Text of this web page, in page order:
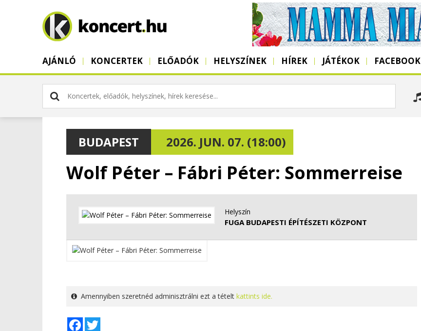
AJÁNLÓ KONCERTEK ELŐADÓK HELYSZÍNEK HÍREK JÁTÉKOK FACEBOOK
BUDAPEST 2026. JUN. 07. (18:00)
Wolf Péter – Fábri Péter: Sommerreise
Helyszín
FUGA BUDAPESTI ÉPÍTÉSZETI KÖZPONT
Amennyiben szeretnéd adminisztrálni ezt a tételt kattints ide.
Facebook